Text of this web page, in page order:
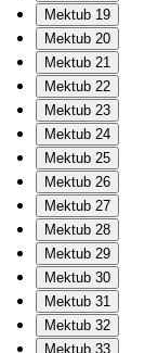
Mektub 19
Mektub 20
Mektub 21
Mektub 22
Mektub 23
Mektub 24
Mektub 25
Mektub 26
Mektub 27
Mektub 28
Mektub 29
Mektub 30
Mektub 31
Mektub 32
Mektub 33